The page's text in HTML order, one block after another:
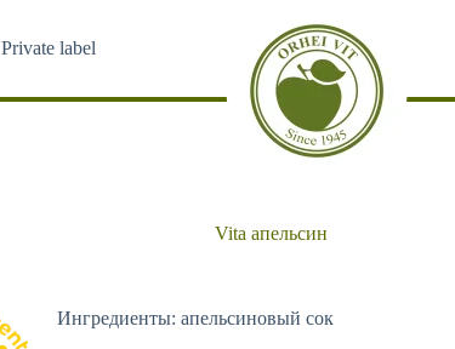
Private label
Vita апельсин
Ингредиенты: апельсиновый сок